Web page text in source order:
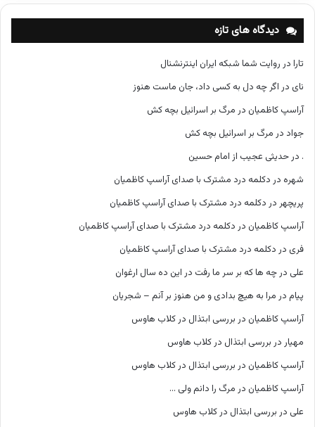
ه‌
ه
دیدگاه های تازه
تارا در روایت شما شبکه ایران اینترنشنال
نای در اگر چه دل به کسی داد، جان ماست هنوز
آراسپ کاظمیان در مرگ بر اسرائیل بچه کش
جواد در مرگ بر اسرائیل بچه کش
. در حدیثی عجیب از امام حسین
شهره در دکلمه درد مشترک با صدای آراسپ کاظمیان
پریچهر در دکلمه درد مشترک با صدای آراسپ کاظمیان
آراسپ کاظمیان در دکلمه درد مشترک با صدای آراسپ کاظمیان
فری در دکلمه درد مشترک با صدای آراسپ کاظمیان
علی در چه ها که بر سر ما رفت در این ده سال ارغوان
پیام در مرا به هیچ بدادی و من هنوز بر آنم – شجریان
آراسپ کاظمیان در بررسی ابتذال در کلاب هاوس
مهیار در بررسی ابتذال در کلاب هاوس
آراسپ کاظمیان در بررسی ابتذال در کلاب هاوس
آراسپ کاظمیان در مرگ را دانم ولی …
علی در بررسی ابتذال در کلاب هاوس